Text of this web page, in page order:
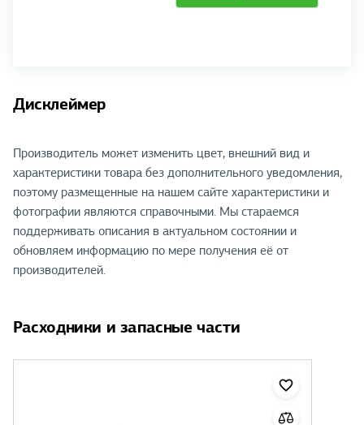
Дисклеймер
Производитель может изменить цвет, внешний вид и
характеристики товара без дополнительного уведомления,
поэтому размещенные на нашем сайте характеристики и
фотографии являются справочными. Мы стараемся
поддерживать описания в актуальном состоянии и
обновляем информацию по мере получения её от
производителей.
Расходники и запасные части